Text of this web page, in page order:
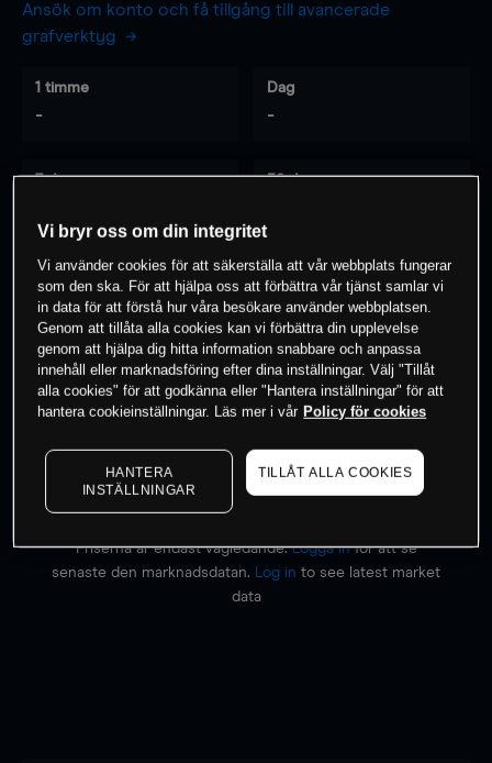
Ansök om konto och få tillgång till avancerade
grafverktyg
1 timme
-
Dag
-
7 dagar 30 dagar
0% av kunderna har en position i detta
instrument
Börja handla
Priserna är endast vägledande.Logga inför att se
senaste den marknadsdatan.
Log in to see latest market
data
Vi bryr oss om din integritet
Vi använder cookies för att säkerställa att vår webbplats fungerar
som den ska. För att hjälpa oss att förbättra vår tjänst samlar vi
in data för att förstå hur våra besökare använder webbplatsen.
Genom att tillåta alla cookies kan vi förbättra din upplevelse
genom att hjälpa dig hitta information snabbare och anpassa
innehåll eller marknadsföring efter dina inställningar. Välj "Tillåt
alla cookies" för att godkänna eller "Hantera inställningar" för att
hantera cookieinställningar. Läs mer i vår Policy för cookies
HANTERA
INSTÄLLNINGAR
TILLÅT ALLA COOKIES